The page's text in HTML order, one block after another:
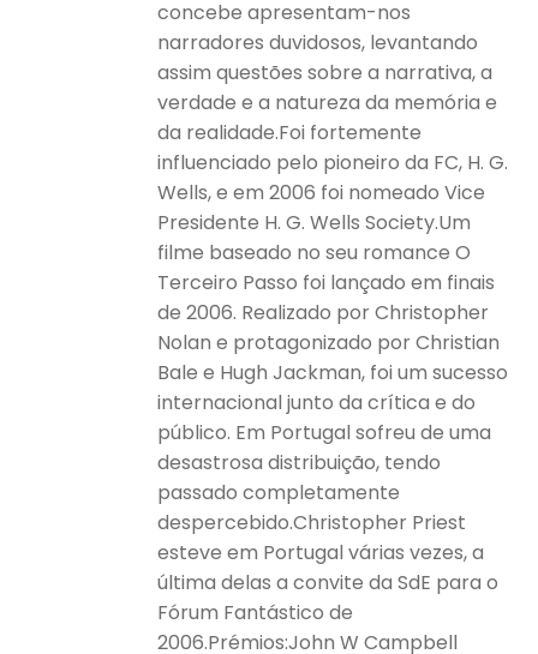
concebe apresentam-nos
narradores duvidosos, levantando
assim questões sobre a narrativa, a
verdade e a natureza da memória e
da realidade.Foi fortemente
influenciado pelo pioneiro da FC, H. G.
Wells, e em 2006 foi nomeado Vice
Presidente H. G. Wells Society.Um
filme baseado no seu romance O
Terceiro Passo foi lançado em finais
de 2006. Realizado por Christopher
Nolan e protagonizado por Christian
Bale e Hugh Jackman, foi um sucesso
internacional junto da crítica e do
público. Em Portugal sofreu de uma
desastrosa distribuição, tendo
passado completamente
despercebido.Christopher Priest
esteve em Portugal várias vezes, a
última delas a convite da SdE para o
Fórum Fantástico de
2006.Prémios:John W Campbell